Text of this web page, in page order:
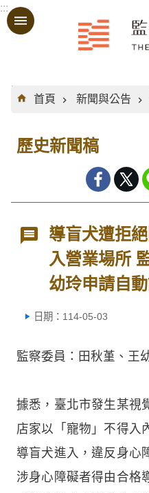
跳到主要內容區塊
:::
:::
首頁
新聞與公告
歷史新聞稿
導盲犬遭拒
入營業場所
幼玲申請自
日期：114-05-03
監察委員：田秋堇、王
據悉，臺北市發生某視
店家以「寵物」不得入
導盲犬進入，違反身心
涉身心障礙者得由合格